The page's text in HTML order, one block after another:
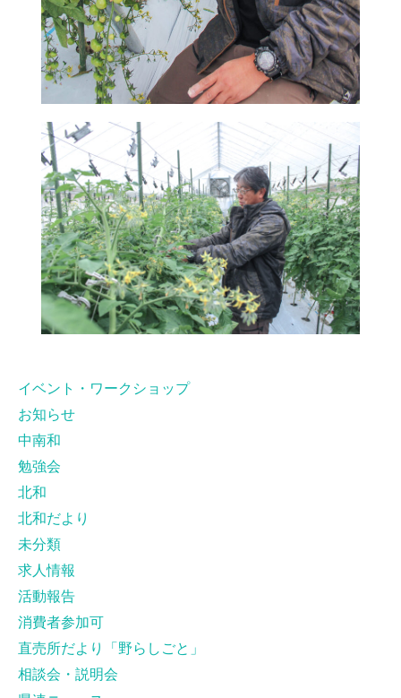
イベント・ワークショップ
お知らせ
中南和
勉強会
北和
北和だより
未分類
求人情報
活動報告
消費者参加可
直売所だより「野らしごと」
相談会・説明会